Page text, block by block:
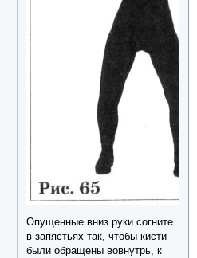
Опущенные вниз руки согните
в запястьях так, чтобы кисти
были обращены вовнутрь, к